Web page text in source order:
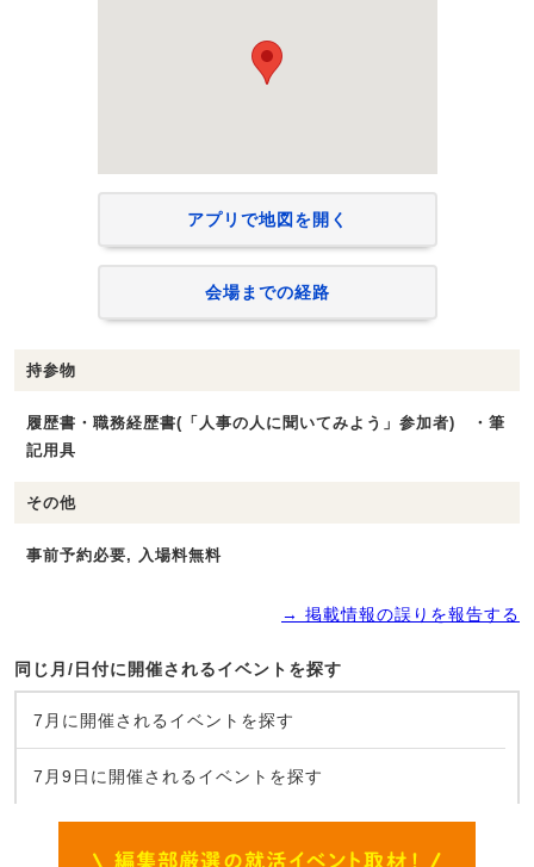
アプリで地図を開く
会場までの経路
持参物
履歴書・職務経歴書(「人事の人に聞いてみよう」参加者) ・筆
記用具
その他
事前予約必要, 入場料無料
→ 掲載情報の誤りを報告する
同じ月/日付に開催されるイベントを探す
7月に開催されるイベントを探す
7月9日に開催されるイベントを探す